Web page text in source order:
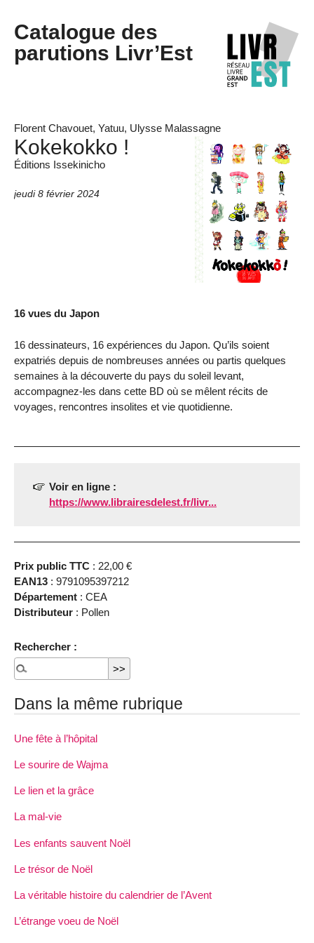
Catalogue des
parutions Livr’Est
Florent Chavouet, Yatuu, Ulysse Malassagne
Kokekokko !
Éditions Issekinicho
jeudi 8 février 2024
16 vues du Japon
16 dessinateurs, 16 expériences du Japon. Qu’ils soient
expatriés depuis de nombreuses années ou partis quelques
semaines à la découverte du pays du soleil levant,
accompagnez-les dans cette BD où se mêlent récits de
voyages, rencontres insolites et vie quotidienne.
Voir en ligne :
https://www.librairesdelest.fr/livr...
Prix public TTC : 22,00 €
EAN13 : 9791095397212
Département : CEA
Distributeur : Pollen
Rechercher :
Dans la même rubrique
Une fête à l’hôpital
Le sourire de Wajma
Le lien et la grâce
La mal-vie
Les enfants sauvent Noël
Le trésor de Noël
La véritable histoire du calendrier de l’Avent
L’étrange voeu de Noël